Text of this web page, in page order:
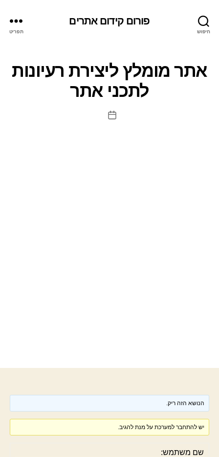
חיפוש
פורום קידום אתרים
תפריט
אתר מומלץ ליצירת רעיונות
לתכני אתר
תאריך
הנושא הזה ריק.
יש להתחבר למערכת על מנת להגיב.
שם משתמש: